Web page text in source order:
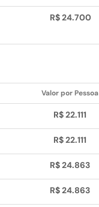
R$ 24.700
Valor por Pessoa
R$ 22.111
R$ 22.111
R$ 24.863
R$ 24.863